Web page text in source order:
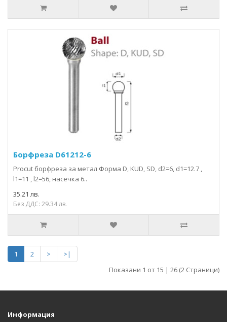
Борфрезa D61212-6
Procut борфреза за метал Форма D, KUD, SD, d2=6, d1=12.7 ,
l1=11 , l2=56, насечка 6..
35.21 лв.
Без ДДС: 29.34 лв.
1 2 >
>|
Показани 1 от 15 | 26 (2 Страници)
Информация